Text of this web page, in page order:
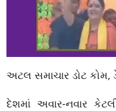
અટલ સમાચાર ડોટ કોમ,
દેશમાં અવાર-નવાર